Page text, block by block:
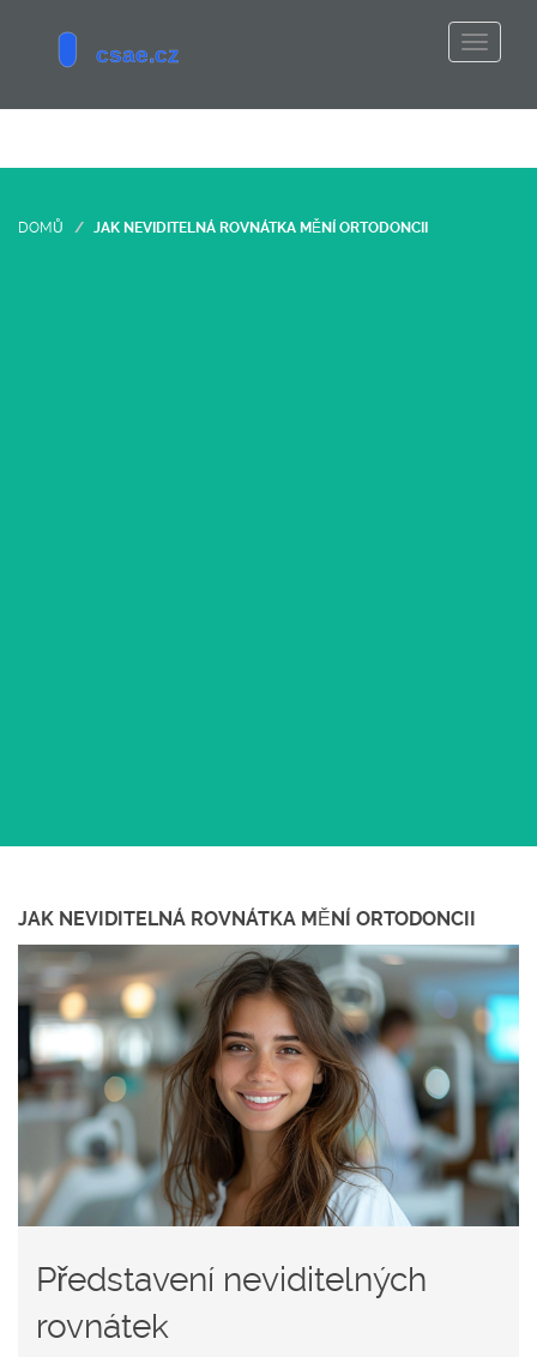
DOMŮ JAK NEVIDITELNÁ ROVNÁTKA MĚNÍ ORTODONCII
JAK NEVIDITELNÁ ROVNÁTKA MĚNÍ ORTODONCII
Představení neviditelných
rovnátek